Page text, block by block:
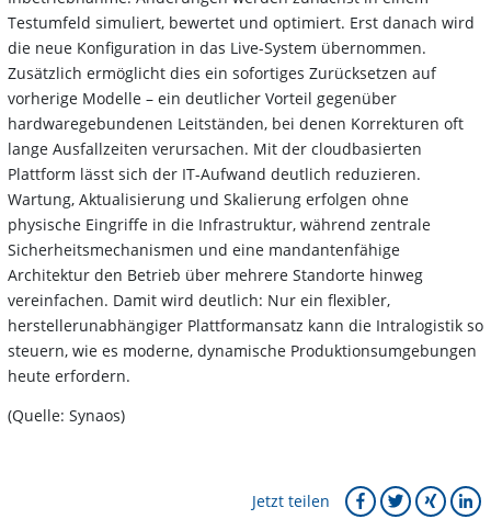
Testumfeld simuliert, bewertet und optimiert. Erst danach wird
die neue Konfiguration in das Live-System übernommen.
Zusätzlich ermöglicht dies ein sofortiges Zurücksetzen auf
vorherige Modelle – ein deutlicher Vorteil gegenüber
hardwaregebundenen Leitständen, bei denen Korrekturen oft
lange Ausfallzeiten verursachen. Mit der cloudbasierten
Plattform lässt sich der IT-Aufwand deutlich reduzieren.
Wartung, Aktualisierung und Skalierung erfolgen ohne
physische Eingriffe in die Infrastruktur, während zentrale
Sicherheitsmechanismen und eine mandantenfähige
Architektur den Betrieb über mehrere Standorte hinweg
vereinfachen. Damit wird deutlich: Nur ein flexibler,
herstellerunabhängiger Plattformansatz kann die Intralogistik so
steuern, wie es moderne, dynamische Produktionsumgebungen
heute erfordern.
(Quelle: Synaos)
Jetzt teilen